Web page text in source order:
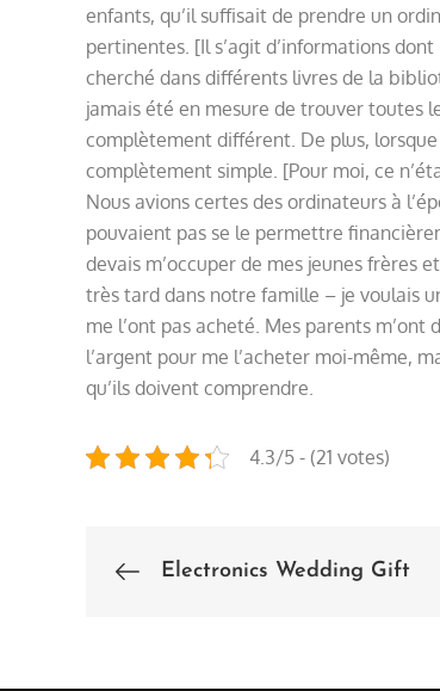
enfants, qu’il suffisait de prendre un
pertinentes. [Il s’agit d’informations
cherché dans différents livres de la
jamais été en mesure de trouver toutes
complètement différent. De plus,
complètement simple. [Pour moi, ce
Nous avions certes des ordinateurs à
pouvaient pas se le permettre
devais m’occuper de mes jeunes frères
très tard dans notre famille – je voulais
me l’ont pas acheté. Mes parents
l’argent pour me l’acheter moi-même,
qu’ils doivent comprendre.
4.3/5 - (21 votes)
PostElectronics Wedding Gift